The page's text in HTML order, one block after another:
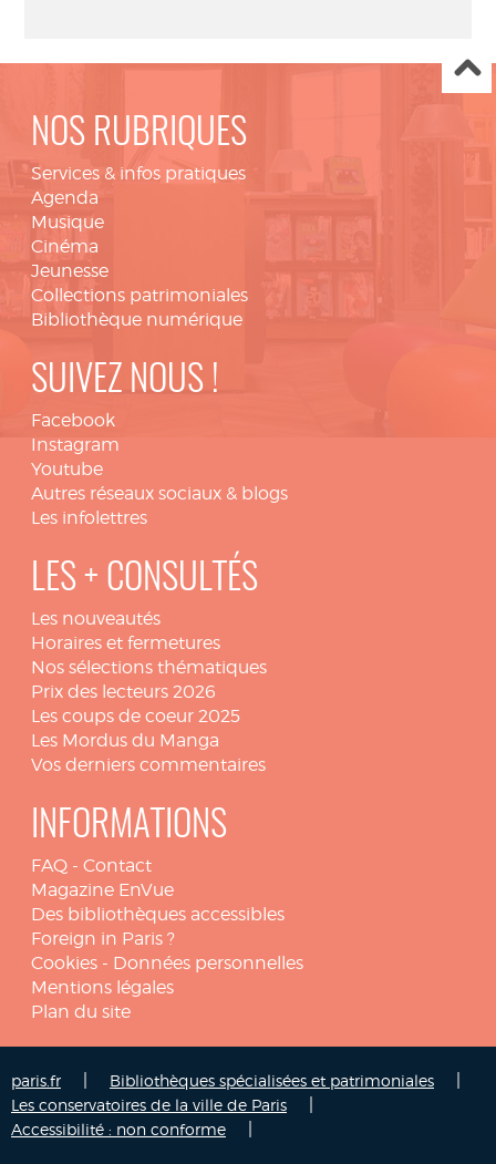
NOS RUBRIQUES
Services & infos pratiques
Agenda
Musique
Cinéma
Jeunesse
Collections patrimoniales
Bibliothèque numérique
SUIVEZ NOUS !
Facebook
Instagram
Youtube
Autres réseaux sociaux & blogs
Les infolettres
LES + CONSULTÉS
Les nouveautés
Horaires et fermetures
Nos sélections thématiques
Prix des lecteurs 2026
Les coups de coeur 2025
Les Mordus du Manga
Vos derniers commentaires
INFORMATIONS
FAQ - Contact
Magazine EnVue
Des bibliothèques accessibles
Foreign in Paris ?
Cookies - Données personnelles
Mentions légales
Plan du site
paris.fr Bibliothèques spécialisées et patrimoniales
Les conservatoires de la ville de Paris
Accessibilité : non conforme